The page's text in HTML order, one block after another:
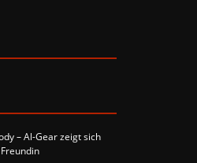
– Al-Gear zeigt sich